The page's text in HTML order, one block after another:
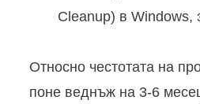
Cleanup) в Windows,
Относно честотата на
поне веднъж на 3-6